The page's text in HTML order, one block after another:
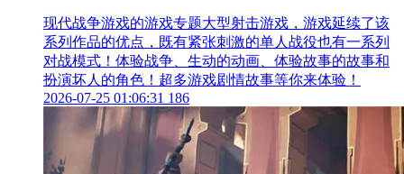
现代战争游戏的游戏专题大型射击游戏，游戏延续了该
系列作品的优点，既有紧张刺激的单人战役也有一系列
对战模式！体验战争、生动的动画、体验故事的故事和
扮演坏人的角色！超多游戏剧情故事等你来体验！
2026-07-25 01:06:31 186